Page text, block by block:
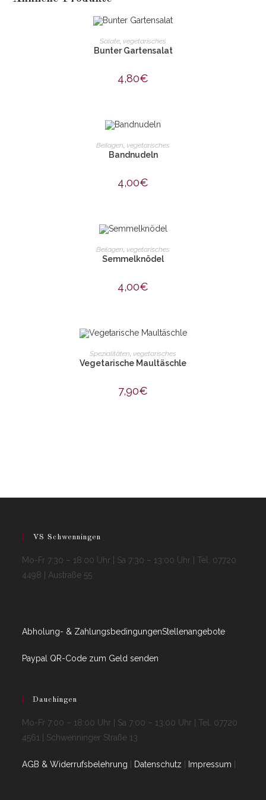
IN DEN WARENKORB
Salate, vegetarisches
Bunter Gartensalat
4,80€
IN DEN WARENKORB
Beilagen, vegetarisches
Bandnudeln
4,00€
IN DEN WARENKORB
Beilagen, vegetarisches
Semmelknödel
4,00€
IN DEN WARENKORB
Spezialitäten vegetarisches
Vegetarische Maultäschle
7,90€
VS Schwenningen
Mo-Fr 7:30 – 18:00 Uhr | Sa 7:30 – 13:00 Uhr | Tel. 07720
4498 | Austraße 55
Abholung- & ZahlungsbedingungenStellenangebote
Paypal QR-Code zum Geld senden
Dauchingen
Mo-Fr 7:00 – 18:00 Uhr | Sa 7:00 – 13:00 Uhr | Tel. 07720
4561 | Schwenninger Straße 13
AGB & Widerrufsbelehrung Datenschutz Impressum